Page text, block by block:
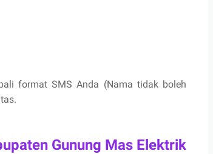
format SMS Anda (Nama tidak boleh
Gunung Mas Elektrik